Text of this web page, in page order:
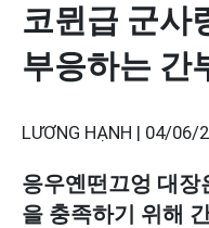
코뮌급 군사
부응하는 간
LƯƠNG HẠNH | 04/06/
응우옌떤끄엉 대장
을 충족하기 위해